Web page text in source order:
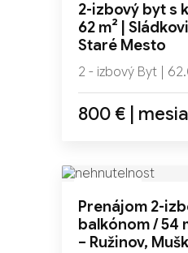
2-izbový byt s
62 m² |
Staré Mesto
2 - izbový Byt |
800 € |
Prenájom 2-
balkónom / 54
– Ružinov,